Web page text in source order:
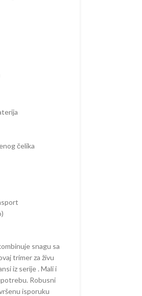
čelika
snagu sa
trimer za živu
iz serije . Mali i
Robusni
isporuku